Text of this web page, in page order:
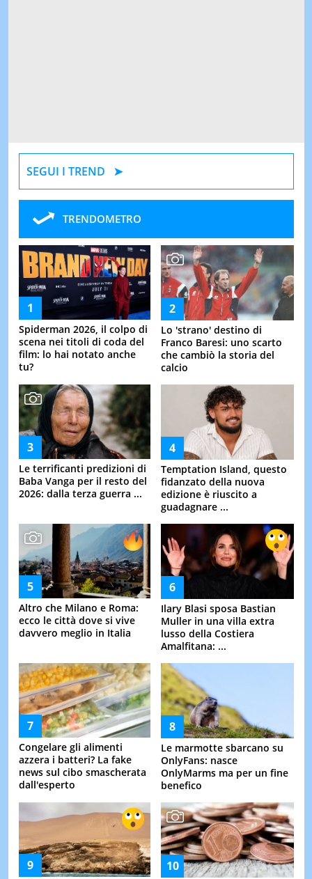
SEGUI I TREND
TRENDOMETRO
Spiderman 2026, il colpo di
scena nei titoli di coda del
film: lo hai notato anche
tu?
Lo 'strano' destino di
Franco Baresi: uno scarto
che cambiò la storia del
calcio
Le terrificanti predizioni di
Baba Vanga per il resto del
2026: dalla terza guerra ...
Temptation Island, questo
fidanzato della nuova
edizione è riuscito a
guadagnare ...
Altro che Milano e Roma:
ecco le città dove si vive
davvero meglio in Italia
Ilary Blasi sposa Bastian
Muller in una villa extra
lusso della Costiera
Amalfitana: ...
Congelare gli alimenti
azzera i batteri? La fake
news sul cibo smascherata
dall'esperto
Le marmotte sbarcano su
OnlyFans: nasce
OnlyMarms ma per un fine
benefico